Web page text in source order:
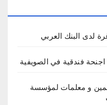
لدى البنك العربي
فندقية في الصويفية
و معلمات لمؤسسة